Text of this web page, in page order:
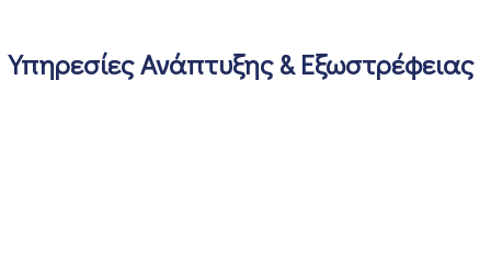
Υπηρεσίες Ανάπτυξης & Εξωστρέφειας